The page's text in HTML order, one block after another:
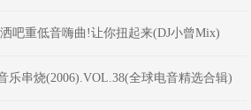
(Dj红仔Mix)
吧重低音嗨曲!让你扭起来(DJ小曾Mix)
乐串烧(2006).VOL.38(全球电音精选合辑)